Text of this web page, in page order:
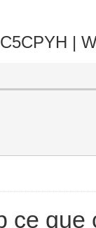
|
ce que